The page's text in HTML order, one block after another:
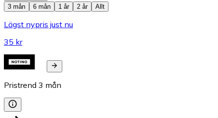
3 mån
6 mån 1 år 2 år Allt
Lägst nypris just nu
35 kr
Pristrend 3 mån